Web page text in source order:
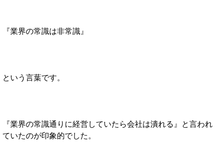
『業界の常識は非常識』
という言葉です。
『業界の常識通りに経営していたら会社は潰れる』と言われ
ていたのが印象的でした。